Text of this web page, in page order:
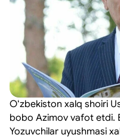
Oʻzbekiston xalq shoiri
bobo Azimov vafot etdi.
Yozuvchilar uyushmasi